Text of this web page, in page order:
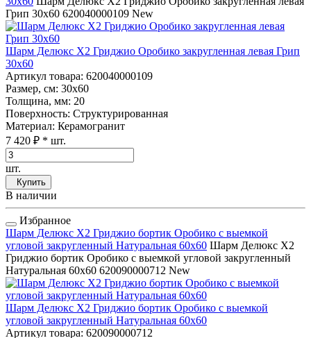
Грип 30x60 620040000109 New
Шарм Делюкс Х2 Гриджио Оробико закругленная левая Грип
30x60
Артикул товара: 620040000109
Размер, см: 30x60
Толщина, мм: 20
Поверхность: Структурированная
Материал: Керамогранит
7 420 ₽ * шт.
шт.
Купить
В наличии
Избранное
Шарм Делюкс Х2 Гриджио бортик Оробико с выемкой
угловой закругленный Натуральная 60x60 Шарм Делюкс Х2
Гриджио бортик Оробико с выемкой угловой закругленный
Натуральная 60x60 620090000712 New
Шарм Делюкс Х2 Гриджио бортик Оробико с выемкой
угловой закругленный Натуральная 60x60
Артикул товара: 620090000712